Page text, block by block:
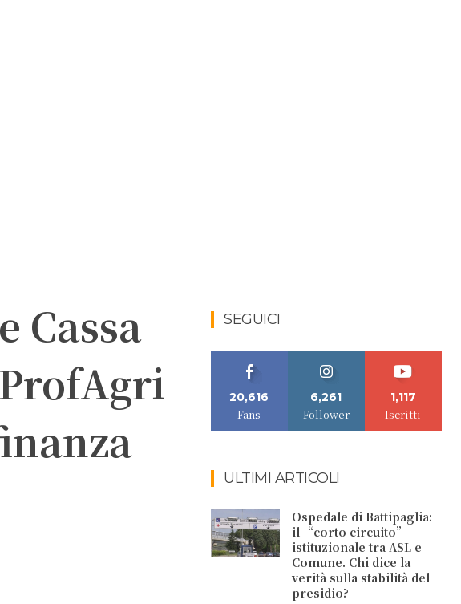
Cassa
SEGUICI
20,616
Fans
6,261
Follower
1,117
Iscritti
ULTIMI ARTICOLI
Ospedale di Battipaglia:
il “corto circuito”
istituzionale tra ASL e
Comune. Chi dice la
verità sulla stabilità del
presidio?